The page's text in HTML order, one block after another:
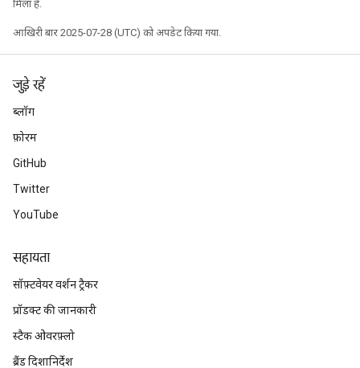
मिला है.
आखिरी बार 2025-07-28 (UTC) को अपडेट किया गया.
जुड़े रहें
ब्लॉग
फ़ोरम
GitHub
Twitter
YouTube
सहायता
सॉफ़्टवेयर वर्शन ट्रैकर
प्रॉडक्ट की जानकारी
स्टैक ओवरफ़्लो
ब्रैंड दिशानिर्देश